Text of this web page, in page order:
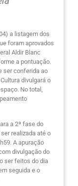
a listagem dos
foram aprovados
Aldir Blanc
a pontuação.
ser conferida ao
divulgará o
No total,
a 2ª fase do
realizada até o
A apuração
divulgação do
ser feitos do dia
seguida e o